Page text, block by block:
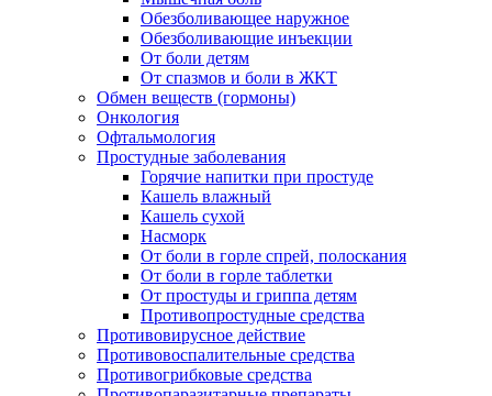
Обезболивающее наружное
Обезболивающие инъекции
От боли детям
От спазмов и боли в ЖКТ
Обмен веществ (гормоны)
Онкология
Офтальмология
Простудные заболевания
Горячие напитки при простуде
Кашель влажный
Кашель сухой
Насморк
От боли в горле спрей, полоскания
От боли в горле таблетки
От простуды и гриппа детям
Противопростудные средства
Противовирусное действие
Противовоспалительные средства
Противогрибковые средства